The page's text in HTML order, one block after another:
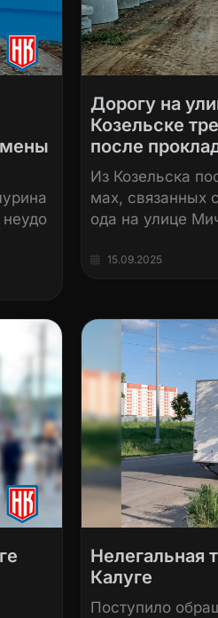
Дорогу на
Козельске
после
Из Козельска
мах, связанных
ода на улице
15.09.2025
Нелегальная
Калуге
Поступило